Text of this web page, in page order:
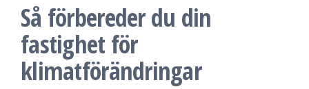
Så förbereder du din
fastighet för
klimatförändringar